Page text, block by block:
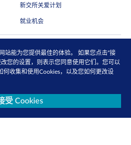
新交所关爱计划
就业机会
报告、产品信息等第一手内容
站能为您提供最佳的体验。 如果您点击“接
您的设置，则表示您同意使用它们。您可以
何收集和使用Cookies，以及您如何更改设
受 Cookies